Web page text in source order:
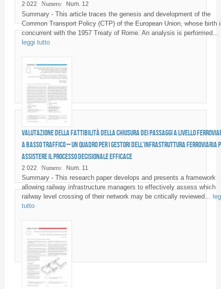
2 022 Numero: Num. 12
Summary - This article traces the genesis and development of the
Common Transport Policy (CTP) of the European Union, whose birth
concurrent with the 1957 Treaty of Rome. An analysis is performed...
leggi tutto
Valutazione della fattibilità della chiusura dei passaggi a livello
a basso traffico – Un quadro per i gestori dell’infrastruttura ferroviaria
assistere il processo decisionale efficace
2 022 Numero: Num. 11
Summary - This research paper develops and presents a framework
allowing railway infrastructure managers to effectively assess which
railway level crossing of their network may be critically reviewed...
tutto
Pagine